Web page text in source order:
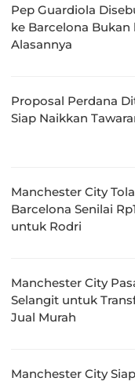
Pep Guardiola
ke Barcelona Bukan
Alasannya
Proposal Perdana
Siap Naikkan
Manchester City
Barcelona Senilai
untuk Rodri
Manchester City
Selangit untuk
Jual Murah
Manchester City